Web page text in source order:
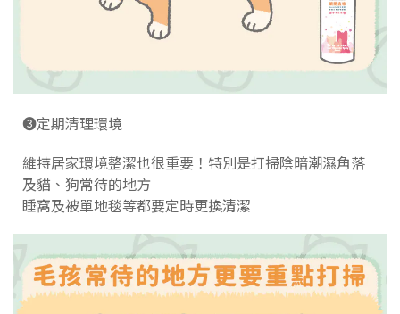
➌定期清理環境
維持居家環境整潔也很重要！特別是打掃陰暗潮濕角落
及貓、狗常待的地方
睡窩及被單地毯等都要定時更換清潔